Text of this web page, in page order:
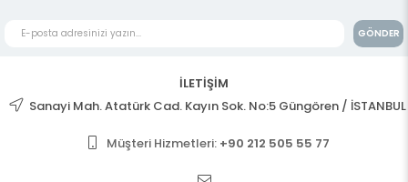
GÖNDER
İLETİŞİM
Sanayi Mah. Atatürk Cad. Kayın Sok. No:5 Güngören / İSTANBUL
Müşteri Hizmetleri: +90 212 505 55 77